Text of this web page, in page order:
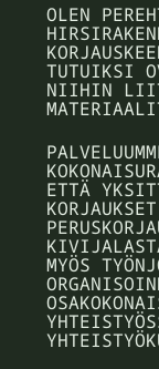
OLEN
TUTUIKSI
NIIHIN
ETTÄ
MYÖS